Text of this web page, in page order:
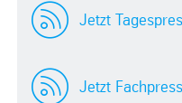
Jetzt
Jetzt